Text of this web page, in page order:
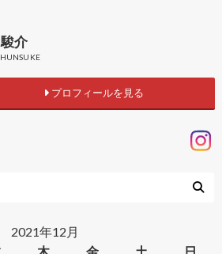
介
プロフィールを見る
2021年12月
木 金 土
日